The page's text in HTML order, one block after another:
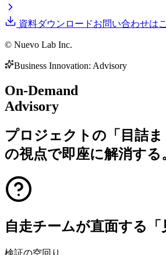
資料ダウンロードお問い合わせは
© Nuevo Lab Inc.
Business Innovation: Advisory
On-Demand
Advisory
プロジェクトの「目詰
の視点で即座に解消する
自走チームが直面する「
検証の空回り